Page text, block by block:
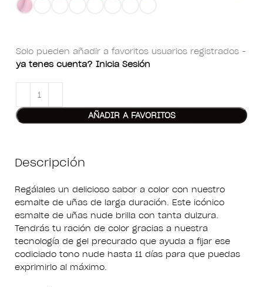
Solo pueden añadir a favoritos usuarios registrados -
ya tenes cuenta? Inicia Sesión
AÑADIR A FAVORITOS
Descripción
Regálales un delicioso sabor a color con nuestro
esmalte de uñas de larga duración. Este icónico
esmalte de uñas nude brilla con tanta dulzura.
Tendrás tu ración de color gracias a nuestra
tecnología de gel precurado que ayuda a fijar ese
codiciado tono nude hasta 11 días para que puedas
exprimirlo al máximo.